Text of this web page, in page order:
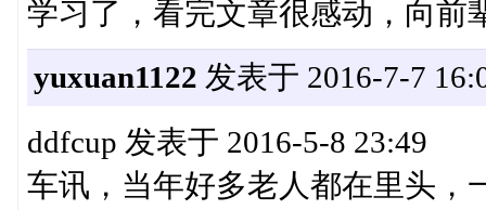
学习了，看完文章很感动，向前
yuxuan1122 发表于 2016-7-7
ddfcup 发表于 2016-5-8 23:49
车讯，当年好多老人都在里头，